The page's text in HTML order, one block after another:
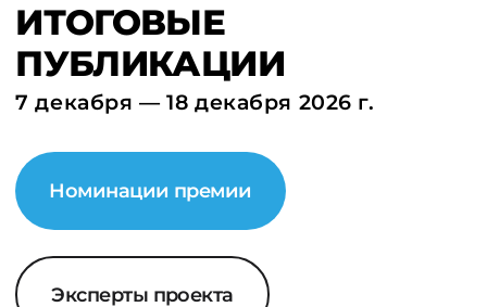
ИТОГОВЫЕ
ПУБЛИКАЦИИ
7 декабря — 18 декабря 2026 г.
Номинации премии
Эксперты проекта